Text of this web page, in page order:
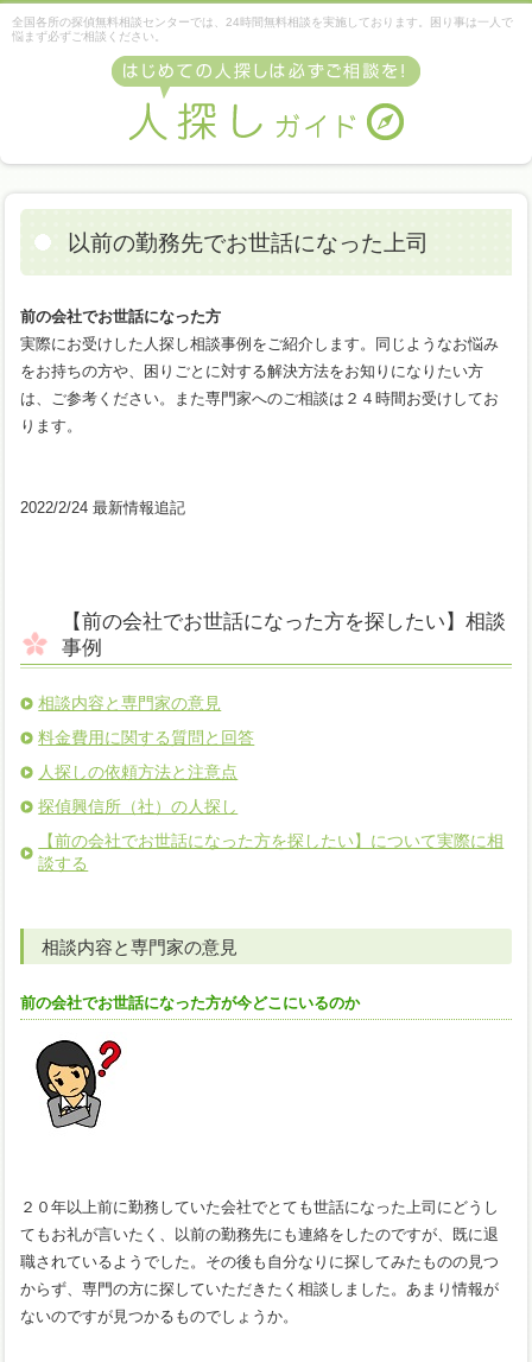
以前の勤務先でお世話になった上司
前の会社でお世話になった方
実際にお受けした人探し相談事例をご紹介します。同じようなお悩み
をお持ちの方や、困りごとに対する解決方法をお知りになりたい方
は、ご参考ください。また専門家へのご相談は２４時間お受けしてお
ります。
2022/2/24 最新情報追記
【前の会社でお世話になった方を探したい】相談
事例
相談内容と専門家の意見
料金費用に関する質問と回答
人探しの依頼方法と注意点
探偵興信所（社）の人探し
【前の会社でお世話になった方を探したい】について実際に相
談する
相談内容と専門家の意見
前の会社でお世話になった方が今どこにいるのか
２０年以上前に勤務していた会社でとても世話になった上司にどうし
てもお礼が言いたく、以前の勤務先にも連絡をしたのですが、既に退
職されているようでした。その後も自分なりに探してみたものの見つ
からず、専門の方に探していただきたく相談しました。あまり情報が
ないのですが見つかるものでしょうか。
全国各所の探偵無料相談センターでは、24時間無料相談を実施しております。困り事は一人で
悩まず必ずご相談ください。